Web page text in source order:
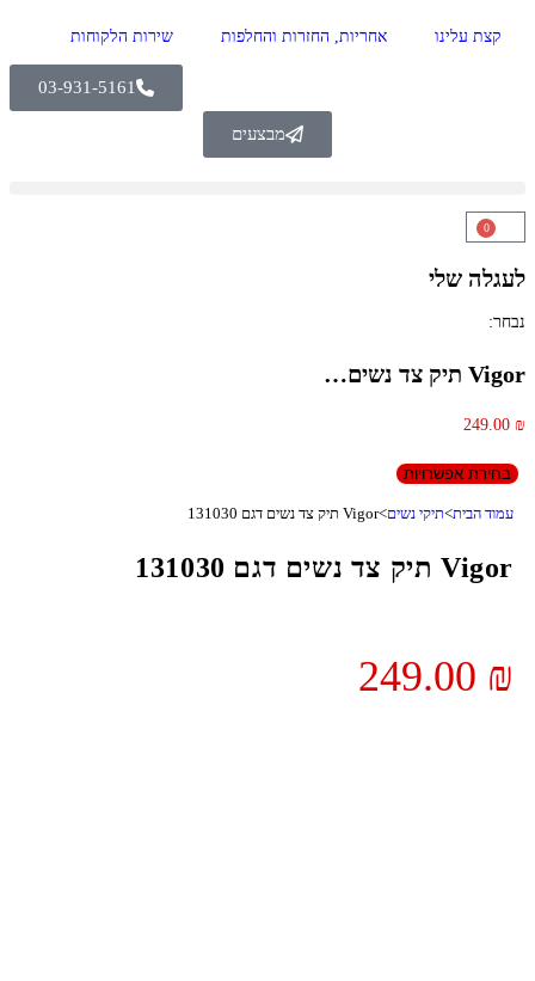
קצת עלינו אחריות, החזרות והחלפות שירות הלקוחות
03-931-5161
מבצעים
0
לעגלה שלי
נבחר:
Vigor תיק צד נשים…
249.00 ₪
בחירת אפשרויות
עמוד הבית>תיקי נשים>Vigor תיק צד נשים דגם 131030
Vigor תיק צד נשים דגם 131030
249.00 ₪